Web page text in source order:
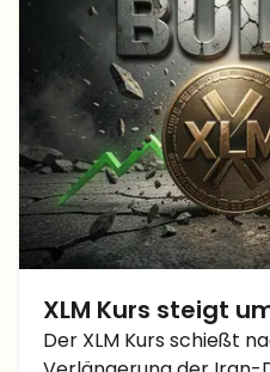
XLM Kurs steigt
Trump-Deadline-
Der XLM Kurs schießt